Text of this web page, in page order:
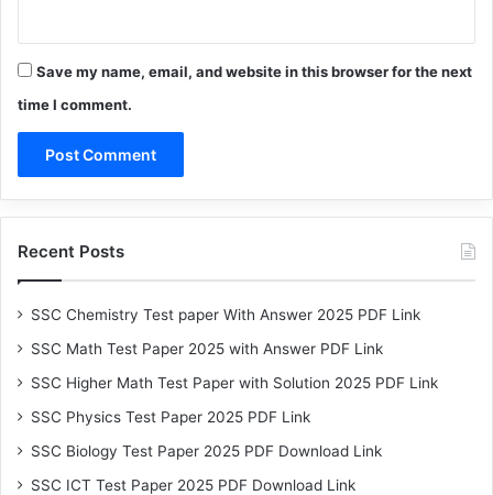
Save my name, email, and website in this browser for the next
time I comment.
Recent Posts
SSC Chemistry Test paper With Answer 2025 PDF Link
SSC Math Test Paper 2025 with Answer PDF Link
SSC Higher Math Test Paper with Solution 2025 PDF Link
SSC Physics Test Paper 2025 PDF Link
SSC Biology Test Paper 2025 PDF Download Link
SSC ICT Test Paper 2025 PDF Download Link